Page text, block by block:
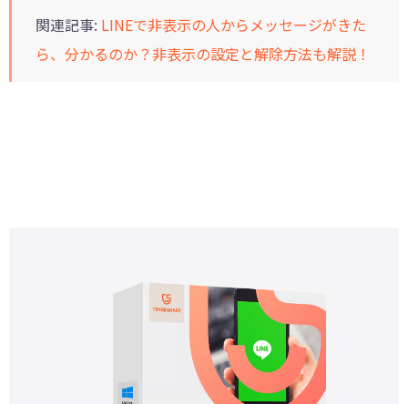
関連記事: LINEで非表示の人からメッセージがきた
ら、分かるのか？非表示の設定と解除方法も解説！